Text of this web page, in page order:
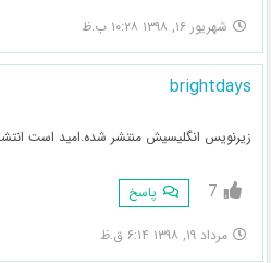
شهریور ۱۶, ۱۳۹۸ ۱۰:۲۸ ب.ظ
brightdays
زیرنویس انگلیسیش منتشر شده.امید است
7 پاسخ
مرداد ۱۹, ۱۳۹۸ ۶:۱۴ ق.ظ